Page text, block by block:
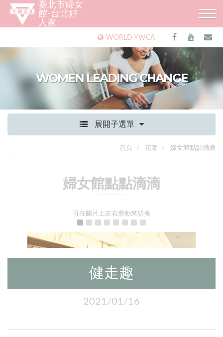
臺北市婦女
館-台北好
人家
WORLD YWCA
WOMEN LEADING CHANGE
展開子選單
首頁 花絮 婦女館點點滴滴
婦女館點點滴滴
可在圖片上左右滑動來切換
健走趣
2021/01/16